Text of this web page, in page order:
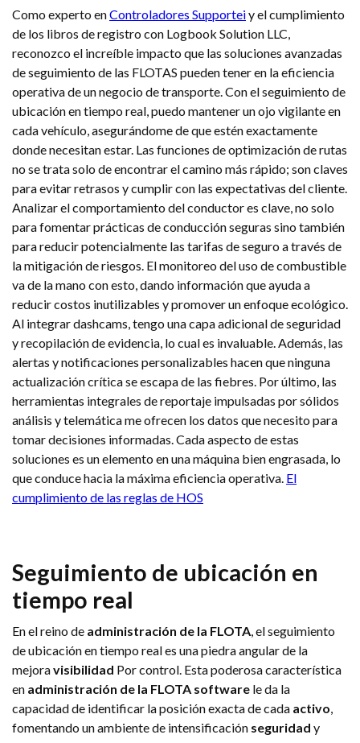
Como experto enControladores Supporteiy el cumplimiento
de los libros de registro con Logbook Solution LLC,
reconozco el increíble impacto que las soluciones avanzadas
de seguimiento de las FLOTAS pueden tener en la eficiencia
operativa de un negocio de transporte. Con el seguimiento de
ubicación en tiempo real, puedo mantener un ojo vigilante en
cada vehículo, asegurándome de que estén exactamente
donde necesitan estar. Las funciones de optimización de rutas
no se trata solo de encontrar el camino más rápido; son claves
para evitar retrasos y cumplir con las expectativas del cliente.
Analizar el comportamiento del conductor es clave, no solo
para fomentar prácticas de conducción seguras sino también
para reducir potencialmente las tarifas de seguro a través de
la mitigación de riesgos. El monitoreo del uso de combustible
va de la mano con esto, dando información que ayuda a
reducir costos inutilizables y promover un enfoque ecológico.
Al integrar dashcams, tengo una capa adicional de seguridad
y recopilación de evidencia, lo cual es invaluable. Además, las
alertas y notificaciones personalizables hacen que ninguna
actualización crítica se escapa de las fiebres. Por último, las
herramientas integrales de reportaje impulsadas por sólidos
análisis y telemática me ofrecen los datos que necesito para
tomar decisiones informadas. Cada aspecto de estas
soluciones es un elemento en una máquina bien engrasada, lo
que conduce hacia la máxima eficiencia operativa. El
cumplimiento de las reglas de HOS
Seguimiento de ubicación en
tiempo real
En el reino de administración de la FLOTA, el seguimiento
de ubicación en tiempo real es una piedra angular de la
mejoravisibilidad Por control. Esta poderosa característica
en administración de la FLOTA software le da la
capacidad de identificar la posición exacta de cada activo,
fomentando un ambiente de intensificación seguridad y